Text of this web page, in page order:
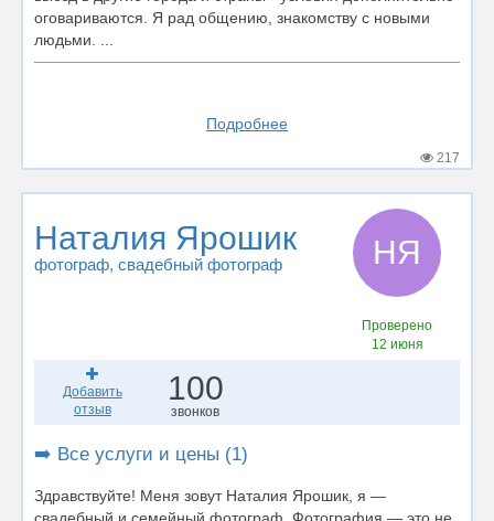
оговариваются. Я рад общению, знакомству с новыми
людьми. ...
Подробнее
217
Наталия Ярошик
фотограф, свадебный фотограф НЯ
Проверено
12 июня
Добавить
отзыв
100
звонков
➡️ Все услуги и цены (1)
Здравствуйте! Меня зовут Наталия Ярошик, я —